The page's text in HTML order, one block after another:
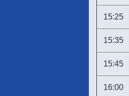
15:25
15:35
15:45
16:00